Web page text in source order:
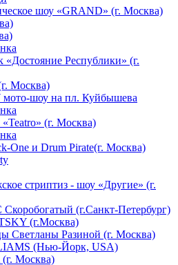
шоу «GRAND» (г. Москва)
Республики» (г.
Москва)
шоу на пл. Куйбышева
(г. Москва)
One и Drum Pirate(г. Москва)
стриптиз - шоу «Другие» (г.
(г.Санкт-Петербург)
(г.Москва)
Светланы Разиной (г. Москва)
(Нью-Йорк, USA)
Москва)